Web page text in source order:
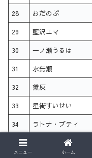
28 おだのぶ
29 藍沢エマ
30 一ノ瀬うるは
31 水無瀬
32 黛灰
33 星街すいせい
34 ラトナ・プティ
35
メニュー ホーム